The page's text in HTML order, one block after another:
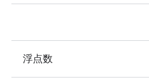
浮点数